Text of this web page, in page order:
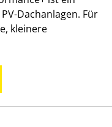
Dachanlagen. Für
kleinere